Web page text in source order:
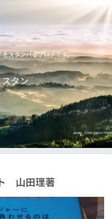
スタンバるブログです。
タン
山田理著